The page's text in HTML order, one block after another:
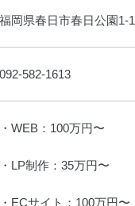
福岡県春日市春日公園1-1
092-582-1613
・WEB：100万円〜
・LP制作：35万円〜
・ECサイト：100万円〜